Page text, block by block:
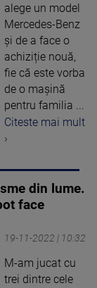
alege un model
Mercedes-Benz
și de a face o
achiziție nouă,
fie că este vorba
de o mașină
pentru familia ...
Citeste mai mult
›
din lume.
face
19-11-2022 | 10:32
M-am jucat cu
trei dintre cele